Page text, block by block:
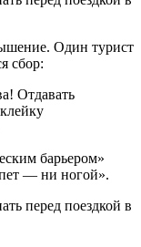
Один турист
сбор:
Отдавать
барьером»
— ни ногой».